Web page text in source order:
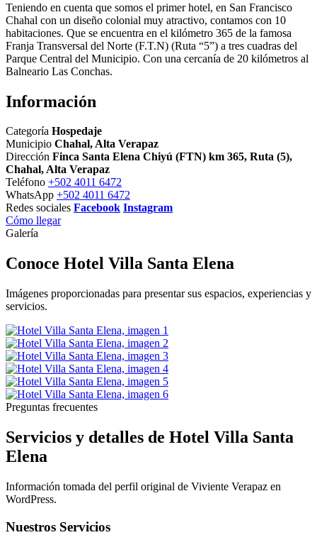
Teniendo en cuenta que somos el primer hotel, en San Francisco
Chahal con un diseño colonial muy atractivo, contamos con 10
habitaciones. Que se encuentra en el kilómetro 365 de la famosa
Franja Transversal del Norte (F.T.N) (Ruta “5”) a tres cuadras del
Parque Central del Municipio. Con una cercanía de 20 kilómetros al
Balneario Las Conchas.
Información
Categoría Hospedaje
Municipio Chahal, Alta Verapaz
Dirección Finca Santa Elena Chiyú (FTN) km 365, Ruta (5),
Chahal, Alta Verapaz
Teléfono +502 4011 6472
WhatsApp +502 4011 6472
Redes sociales Facebook Instagram
Cómo llegar
Galería
Conoce Hotel Villa Santa Elena
Imágenes proporcionadas para presentar sus espacios, experiencias y
servicios.
Preguntas frecuentes
Servicios y detalles de Hotel Villa Santa
Elena
Información tomada del perfil original de Viviente Verapaz en
WordPress.
Nuestros Servicios